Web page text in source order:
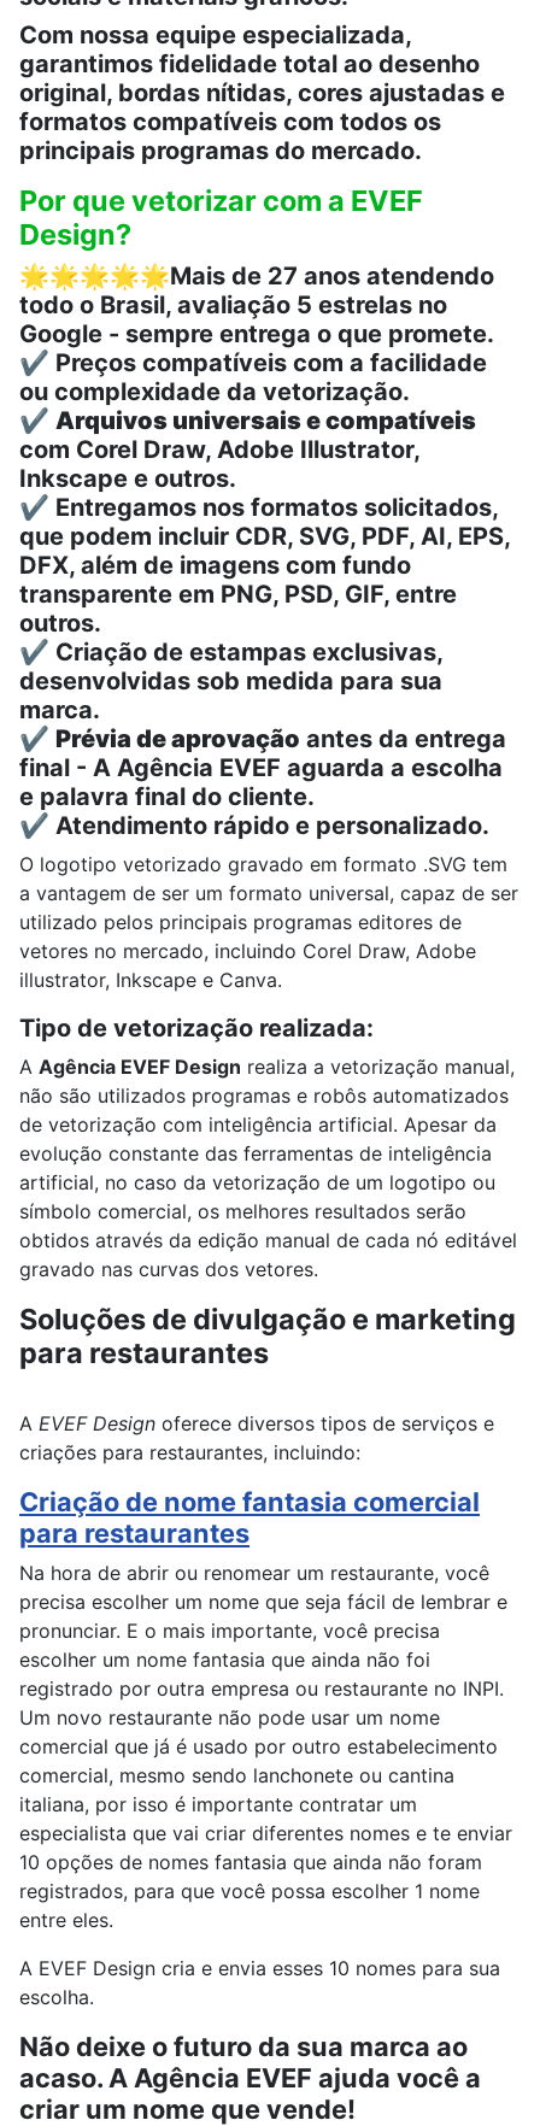
Com nossa equipe especializada,
garantimos fidelidade total ao desenho
original, bordas nítidas, cores ajustadas e
formatos compatíveis com todos os
principais programas do mercado.
Por que vetorizar com a EVEF
Design?
🌟🌟🌟🌟🌟Mais de 27 anos atendendo
todo o Brasil, avaliação 5 estrelas no
Google - sempre entrega o que promete.
✔️ Preços compatíveis com a facilidade
ou complexidade da vetorização.
✔️ Arquivos universais e compatíveis
com Corel Draw, Adobe Illustrator,
Inkscape e outros.
✔️ Entregamos nos formatos solicitados,
que podem incluir CDR, SVG, PDF, AI, EPS,
DFX, além de imagens com fundo
transparente em PNG, PSD, GIF, entre
outros.
✔️ Criação de estampas exclusivas,
desenvolvidas sob medida para sua
marca.
✔️ Prévia de aprovação antes da entrega
final - A Agência EVEF aguarda a escolha
e palavra final do cliente.
✔️ Atendimento rápido e personalizado.
O logotipo vetorizado gravado em formato .SVG tem
a vantagem de ser um formato universal, capaz de ser
utilizado pelos principais programas editores de
vetores no mercado, incluindo Corel Draw, Adobe
illustrator, Inkscape e Canva.
Tipo de vetorização realizada:
A Agência EVEF Design realiza a vetorização manual,
não são utilizados programas e robôs automatizados
de vetorização com inteligência artificial. Apesar da
evolução constante das ferramentas de inteligência
artificial, no caso da vetorização de um logotipo ou
símbolo comercial, os melhores resultados serão
obtidos através da edição manual de cada nó editável
gravado nas curvas dos vetores.
Soluções de divulgação e marketing
para restaurantes
A EVEF Design oferece diversos tipos de serviços e
criações para restaurantes, incluindo:
Criação de nome fantasia comercial
para restaurantes
Na hora de abrir ou renomear um restaurante, você
precisa escolher um nome que seja fácil de lembrar e
pronunciar. E o mais importante, você precisa
escolher um nome fantasia que ainda não foi
registrado por outra empresa ou restaurante no INPI.
Um novo restaurante não pode usar um nome
comercial que já é usado por outro estabelecimento
comercial, mesmo sendo lanchonete ou cantina
italiana, por isso é importante contratar um
especialista que vai criar diferentes nomes e te enviar
10 opções de nomes fantasia que ainda não foram
registrados, para que você possa escolher 1 nome
entre eles.
A EVEF Design cria e envia esses 10 nomes para sua
escolha.
Não deixe o futuro da sua marca ao
acaso. A Agência EVEF ajuda você a
criar um nome que vende!